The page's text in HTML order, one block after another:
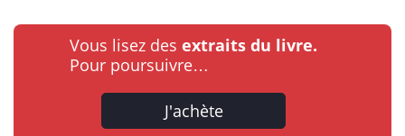
Vous lisez des extraits du livre.
Pour poursuivre…
J'achète